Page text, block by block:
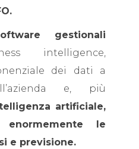
gestionali
intelligence,
dei dati a
e, più
artificiale,
enormemente le
e previsione.